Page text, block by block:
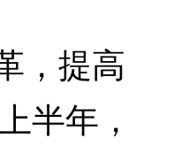
，提高
半年，